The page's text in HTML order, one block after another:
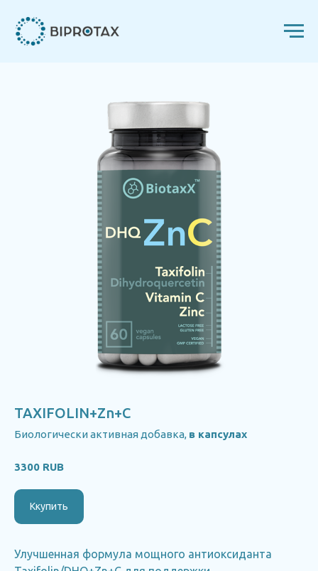
TAXIFOLIN+Zn+C
Биологически активная добавка, в капсулах
3300 RUB
Ккупить
Улучшенная формула мощного антиоксиданта